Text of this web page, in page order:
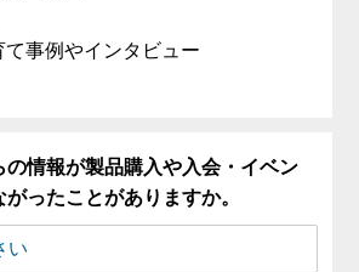
て事例やインタビュー
の情報が製品購入や入会・イベン
がったことがありますか。